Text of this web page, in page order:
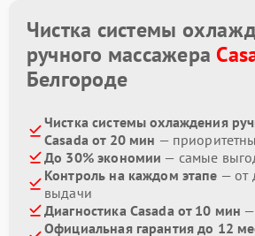
Чистка системы
ручного массажера
Белгороде
Чистка системы охлаждения
Casada от 20 мин —
До 30% экономии — самые
Контроль на каждом этапе — от
выдачи
Диагностика Casada от 10 мин
Официальная гарантия до 12